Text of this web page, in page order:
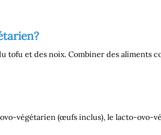
tofu et des noix. Combiner des aliments
végétarien (œufs inclus), le lacto-ovo-